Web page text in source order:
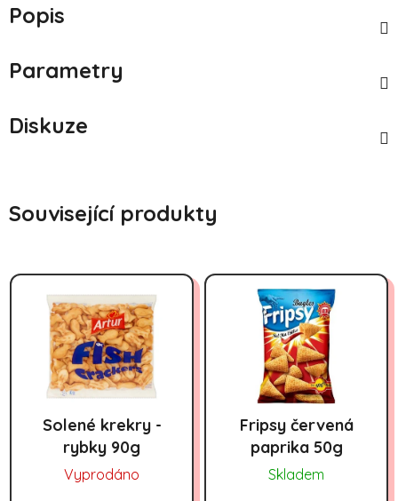
Popis
Parametry
Diskuze
Související produkty
Solené krekry -
rybky 90g
Vyprodáno
Fripsy červená
paprika 50g
Skladem